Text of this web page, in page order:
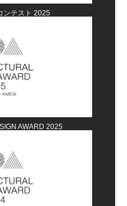
ンテスト 2025
AWARD 2025